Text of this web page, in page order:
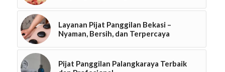
Layanan Pijat Panggilan Bekasi –
Nyaman, Bersih, dan Terpercaya
Pijat Panggilan Palangkaraya Terbaik